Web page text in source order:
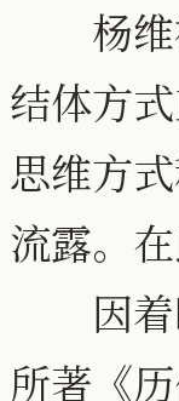
杨维
结体方
思维方
流露。
因着
所著《